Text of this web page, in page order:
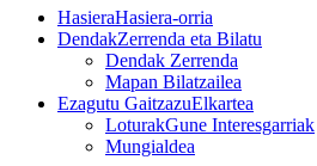
HasieraHasiera-orria
DendakZerrenda eta Bilatu
Dendak Zerrenda
Mapan Bilatzailea
Ezagutu GaitzazuElkartea
LoturakGune Interesgarriak
Mungialdea